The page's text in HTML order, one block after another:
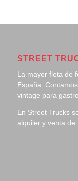
STREET
La mayor flota de
España.
vintage para
En Street Trucks
alquiler y venta de